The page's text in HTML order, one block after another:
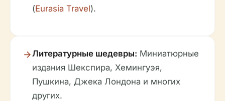
(Eurasia Travel).
Литературные шедевры: Миниатюрные
издания Шекспира, Хемингуэя,
Пушкина, Джека Лондона и многих
других.